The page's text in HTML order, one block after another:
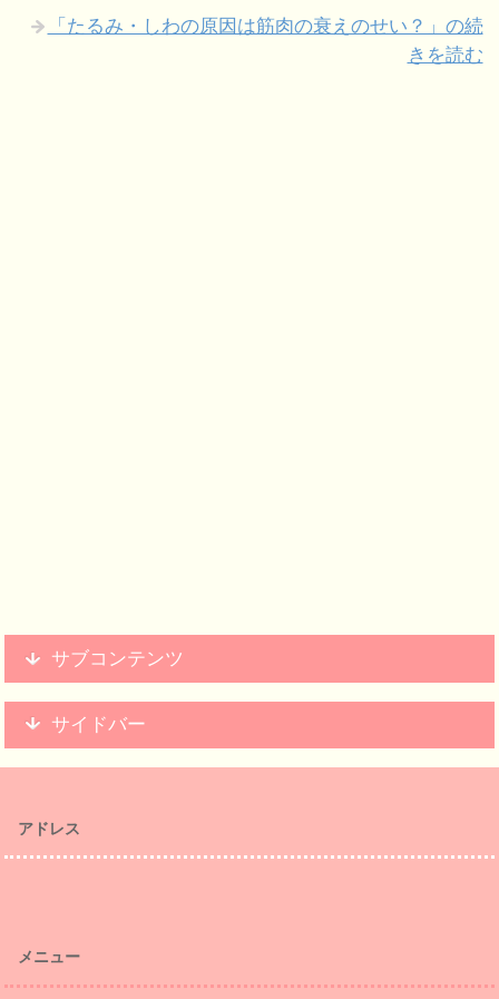
「たるみ・しわの原因は筋肉の衰えのせい？」の続
きを読む
サブコンテンツ
サイドバー
アドレス
メニュー